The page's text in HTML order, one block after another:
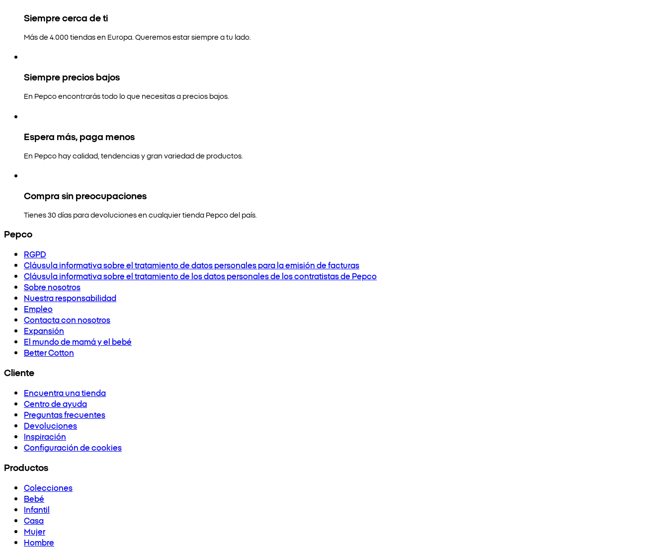
Siempre cerca de ti
Más de 4.000 tiendas en Europa. Queremos estar siempre a tu lado.
Siempre precios bajos
En Pepco encontrarás todo lo que necesitas a precios bajos.
Espera más, paga menos
En Pepco hay calidad, tendencias y gran variedad de productos.
Compra sin preocupaciones
Tienes 30 días para devoluciones en cualquier tienda Pepco del país.
Pepco
RGPD
Cláusula informativa sobre el tratamiento de datos personales para la emisión de facturas
Cláusula informativa sobre el tratamiento de los datos personales de los contratistas de Pepco
Sobre nosotros
Nuestra responsabilidad
Empleo
Contacta con nosotros
Expansión
El mundo de mamá y el bebé
Better Cotton
Cliente
Encuentra una tienda
Centro de ayuda
Preguntas frecuentes
Devoluciones
Inspiración
Configuración de cookies
Productos
Colecciones
Bebé
Infantil
Casa
Mujer
Hombre